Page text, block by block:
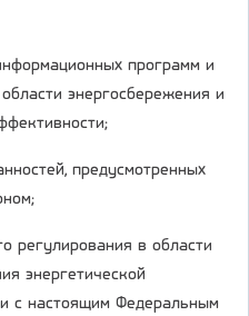
программ и
энергосбережения и
предусмотренных
регулирования в области
энергетической
с настоящим Федеральным